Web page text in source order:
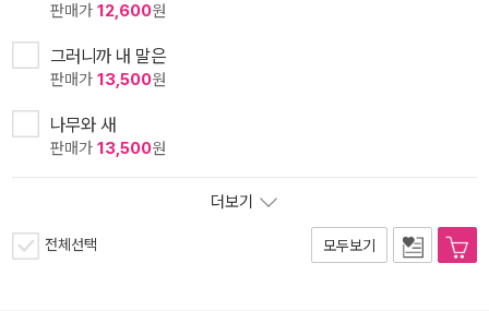
판매가 12,600원
그러니까 내 말은
판매가 13,500원
나무와 새
판매가 13,500원
더보기
전체선택 모두보기